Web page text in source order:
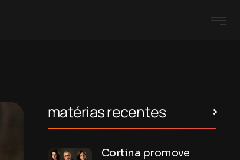
matérias recentes
Cortina promove